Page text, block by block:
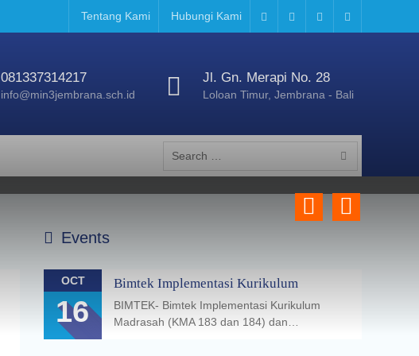
Tentang Kami Hubungi Kami
081337314217
info@min3jembrana.sch.id
Jl. Gn. Merapi No. 28
Loloan Timur, Jembrana - Bali
Search
for:
Previous
Events
OCT
16
Bimtek Implementasi Kurikulum
BIMTEK- Bimtek Implementasi Kurikulum
Madrasah (KMA 183 dan 184) dan…